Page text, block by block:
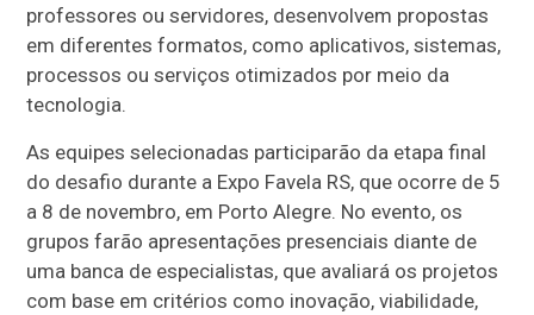
professores ou servidores, desenvolvem propostas
em diferentes formatos, como aplicativos, sistemas,
processos ou serviços otimizados por meio da
tecnologia.
As equipes selecionadas participarão da etapa final
do desafio durante a Expo Favela RS, que ocorre de 5
a 8 de novembro, em Porto Alegre. No evento, os
grupos farão apresentações presenciais diante de
uma banca de especialistas, que avaliará os projetos
com base em critérios como inovação, viabilidade,